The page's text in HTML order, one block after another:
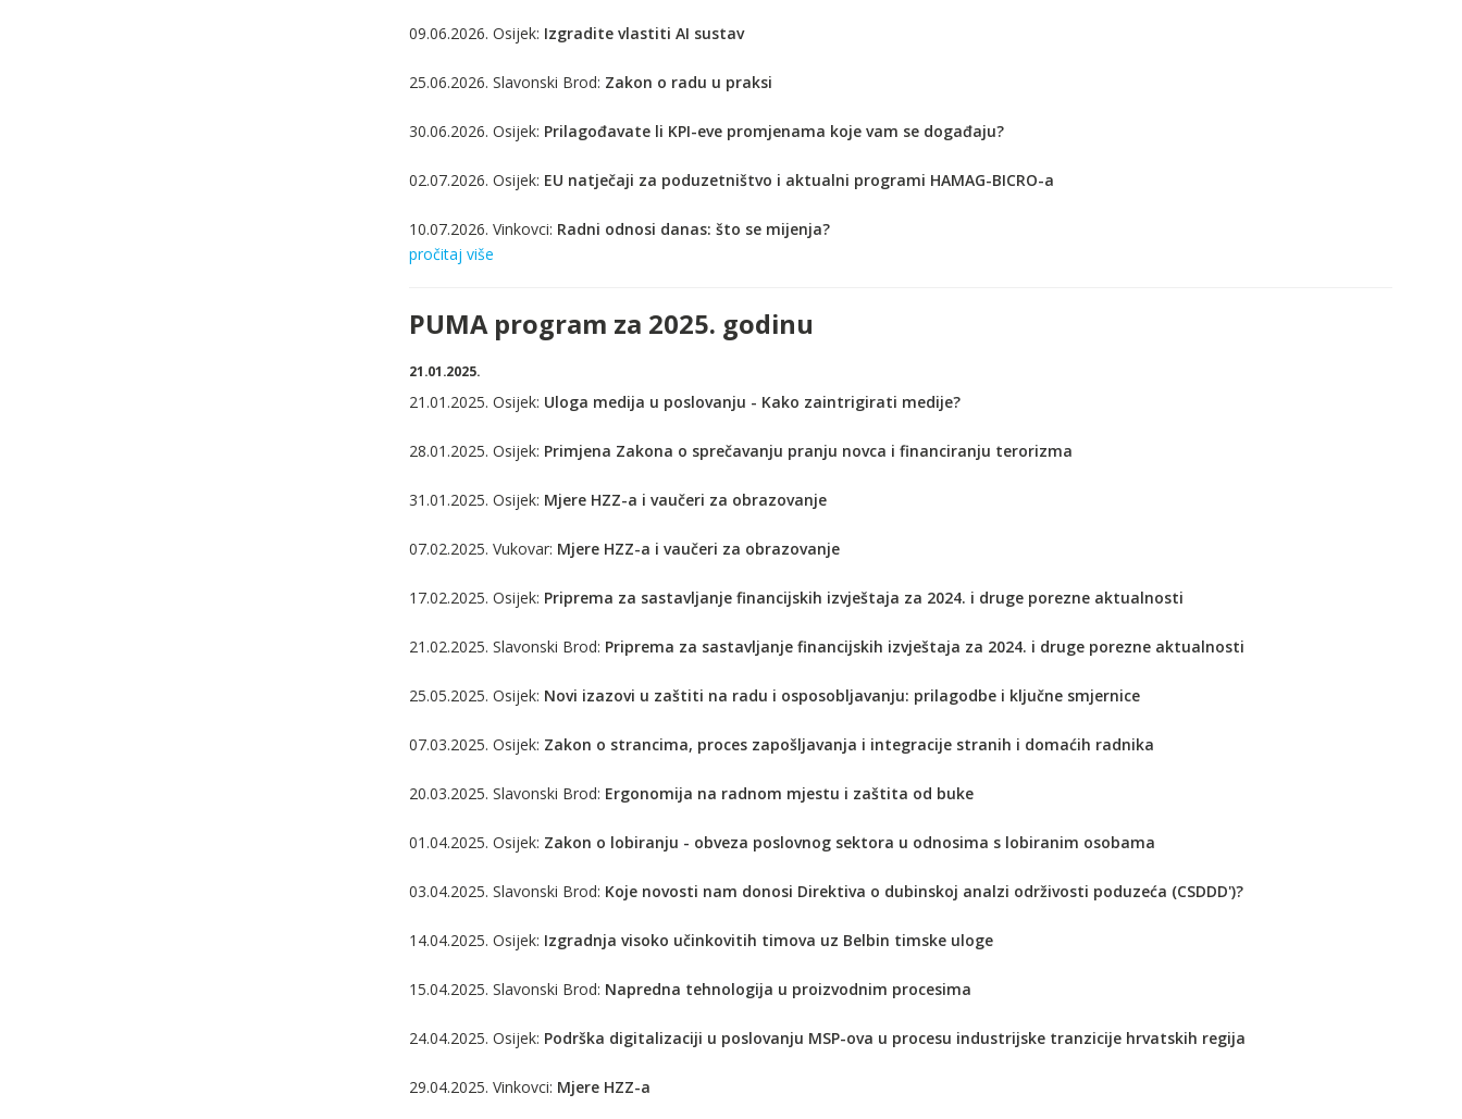
09.06.2026. Osijek: Izgradite vlastiti AI sustav
25.06.2026. Slavonski Brod: Zakon o radu u praksi
30.06.2026. Osijek: Prilagođavate li KPI-eve promjenama koje vam se događaju?
02.07.2026. Osijek: EU natječaji za poduzetništvo i aktualni programi HAMAG-BICRO-a
10.07.2026. Vinkovci: Radni odnosi danas: što se mijenja?
pročitaj više
PUMA program za 2025. godinu
21.01.2025.
21.01.2025. Osijek: Uloga medija u poslovanju - Kako zaintrigirati medije?
28.01.2025. Osijek: Primjena Zakona o sprečavanju pranju novca i financiranju terorizma
31.01.2025. Osijek: Mjere HZZ-a i vaučeri za obrazovanje
07.02.2025. Vukovar: Mjere HZZ-a i vaučeri za obrazovanje
17.02.2025. Osijek: Priprema za sastavljanje financijskih izvještaja za 2024. i druge porezne aktualnosti
21.02.2025. Slavonski Brod: Priprema za sastavljanje financijskih izvještaja za 2024. i druge porezne aktualnosti
25.05.2025. Osijek: Novi izazovi u zaštiti na radu i osposobljavanju: prilagodbe i ključne smjernice
07.03.2025. Osijek: Zakon o strancima, proces zapošljavanja i integracije stranih i domaćih radnika
20.03.2025. Slavonski Brod: Ergonomija na radnom mjestu i zaštita od buke
01.04.2025. Osijek: Zakon o lobiranju - obveza poslovnog sektora u odnosima s lobiranim osobama
03.04.2025. Slavonski Brod: Koje novosti nam donosi Direktiva o dubinskoj analzi održivosti poduzeća (CSDDD')?
14.04.2025. Osijek: Izgradnja visoko učinkovitih timova uz Belbin timske uloge
15.04.2025. Slavonski Brod: Napredna tehnologija u proizvodnim procesima
24.04.2025. Osijek: Podrška digitalizaciji u poslovanju MSP-ova u procesu industrijske tranzicije hrvatskih regija
29.04.2025. Vinkovci: Mjere HZZ-a